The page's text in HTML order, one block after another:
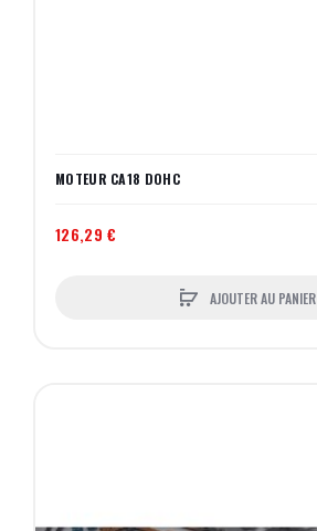
MOTEUR CA18 DOHC
126,29 €
AJOUTER AU PANIER